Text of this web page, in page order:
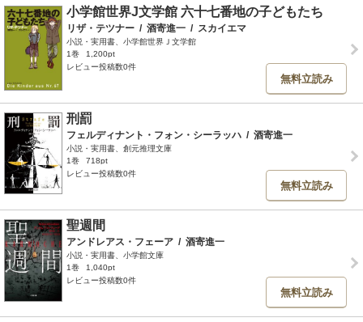
小学館世界J文学館 六十七番地の子どもたち
リザ・テツナー / 酒寄進一 / スカイエマ
小説・実用書、小学館世界Ｊ文学館
1巻
1,200pt
レビュー投稿数0件
無料立読み
刑罰
フェルディナント・フォン・シーラッハ / 酒寄進一
小説・実用書、創元推理文庫
1巻
718pt
レビュー投稿数0件
無料立読み
聖週間
アンドレアス・フェーア / 酒寄進一
小説・実用書、小学館文庫
1巻
1,040pt
レビュー投稿数0件
無料立読み